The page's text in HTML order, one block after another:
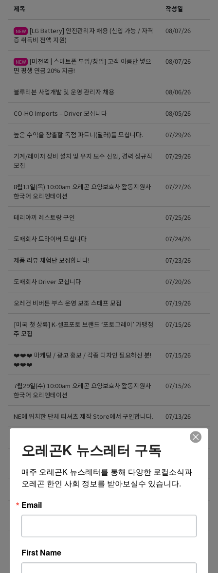
제목 작성일
NEW
[LG Battery] 안전관리자 채용 (신입 가능 / 자격
증 취득비 전액 지원)
08/07/26
NEW
[미전역 | 스마트폰 부업/창업] 고객 이름만 넣으
면 평생 연금 20% 지급!
08/07/26
블루리본 사업개발 및 운영 관리자 채용 08/06/26
CO-HO Imports – Driver 모십니다 08/05/26
높은 수익을 창출할 독점 파트너(딜러)를 모십니다. 07/29/26
기계/레이저 장비 설치 및 유지 보수 신입, 경력 정규직
모집
07/29/26
8월13일(목) 10:00am 오레곤 요양보호사 활동지원사
한국어 오리엔테이션
07/27/26
테리야끼 레스토랑 구인 07/25/26
도매회사 드라이버 모십니다 07/24/26
제품 리뷰 체험단 모집합니다! 07/23/26
도매회사 Driver 모십니다 07/20/26
오레건 비버튼 부스 운영 보조 스태프 모집 07/19/26
[미국 첫 상륙] K-셀프포토 브랜드 ‘포토그레이’ 가맹점
주 모집
07/15/26
❤️❤️❤️ 마케팅 / 광고 홍보 / 각종 디자인 필요하신 분!
❤️❤️❤️
07/15/26
7월29일(수) 10:00am 오레곤 요양보호사 활동지원사
한국어 오리엔테이션
07/15/26
NE에 위치한 단체 티셔츠 제작 Store에서 구인합니다. 07/13/26
07/12/26
직업을 바꾸는 것이 아니라, 미래를 바꾸는 선택일 수
도 있습니다.
Resin rose bjd 인형행사 2일 통역사 구합니다. 07/08/26
새로운 포차 서버구함 / Server needed for Korean
오레곤K 뉴스레터 구독
매주 오레곤K 뉴스레터를 통해 다양한 로컬소식과
오레곤 한인 사회 정보를 받아보실수 있습니다.
Email
First Name